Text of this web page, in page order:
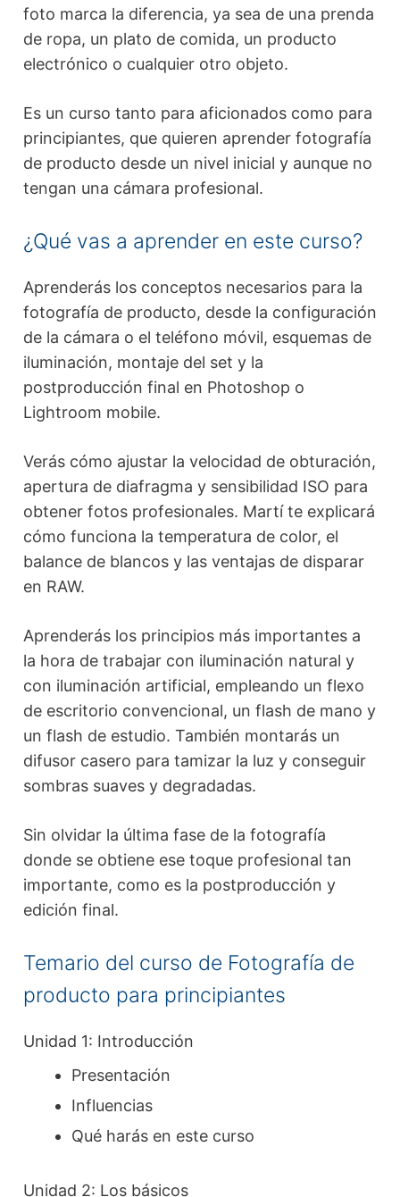
foto marca la diferencia, ya sea de una prenda
de ropa, un plato de comida, un producto
electrónico o cualquier otro objeto.
Es un curso tanto para aficionados como para
principiantes, que quieren aprender fotografía
de producto desde un nivel inicial y aunque no
tengan una cámara profesional.
¿Qué vas a aprender en este curso?
Aprenderás los conceptos necesarios para la
fotografía de producto, desde la configuración
de la cámara o el teléfono móvil, esquemas de
iluminación, montaje del set y la
postproducción final en Photoshop o
Lightroom mobile.
Verás cómo ajustar la velocidad de obturación,
apertura de diafragma y sensibilidad ISO para
obtener fotos profesionales. Martí te explicará
cómo funciona la temperatura de color, el
balance de blancos y las ventajas de disparar
en RAW.
Aprenderás los principios más importantes a
la hora de trabajar con iluminación natural y
con iluminación artificial, empleando un flexo
de escritorio convencional, un flash de mano y
un flash de estudio. También montarás un
difusor casero para tamizar la luz y conseguir
sombras suaves y degradadas.
Sin olvidar la última fase de la fotografía
donde se obtiene ese toque profesional tan
importante, como es la postproducción y
edición final.
Temario del curso de Fotografía de
producto para principiantes
Unidad 1: Introducción
Presentación
Influencias
Qué harás en este curso
Unidad 2: Los básicos